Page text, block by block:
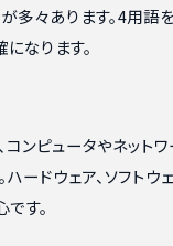
多々あります。4用語
なります。
コンピュータやネット
ードウェア、ソフトウ
す。